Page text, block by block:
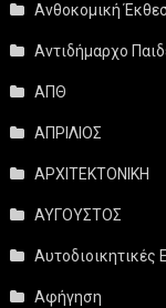
Ανθοκομική
Αντιδήμαρχο
ΑΠΘ
ΑΠΡΙΛΙΟΣ
ΑΡΧΙΤΕΚΤΟΝΙΚΗ
ΑΥΓΟΥΣΤΟΣ
Αυτοδιοικητικές
Αφήγηση